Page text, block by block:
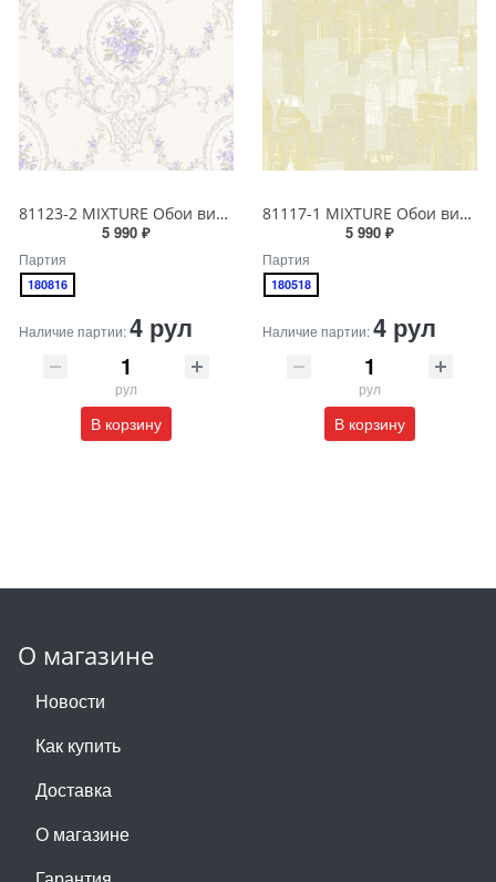
81123-2 MIXTURE Обои виниловые на бумажной основе 1.06*15.5
5 990 ₽
Партия
180816
Наличие партии:4 рул
рул
В корзину
81117-1 MIXTURE Обои виниловые на бумажной основе 1.06*15.5
5 990 ₽
Партия
180518
Наличие партии:4 рул
рул
В корзину
О магазине
Новости
Как купить
Доставка
О магазине